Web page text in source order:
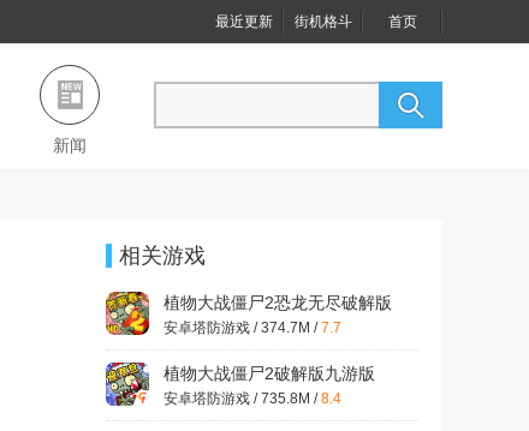
最近更新 街机格斗 首页
新闻
相关游戏
植物大战僵尸2恐龙无尽破解版
v3.3.3
安卓塔防游戏 / 374.7M /7.7
植物大战僵尸2破解版九游版
v2.7.8 无限金币钻石
安卓塔防游戏 / 735.8M /8.4